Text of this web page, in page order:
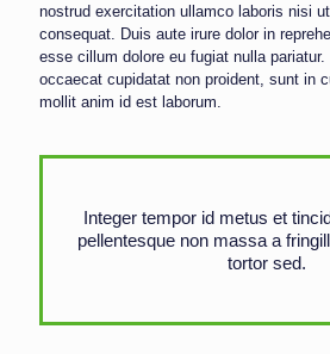
nostrud exercitation ullamco laboris nisi
consequat. Duis aute irure dolor in
esse cillum dolore eu fugiat nulla
occaecat cupidatat non proident, sunt in
mollit anim id est laborum.
Integer tempor id metus et
pellentesque non massa a
tortor sed.